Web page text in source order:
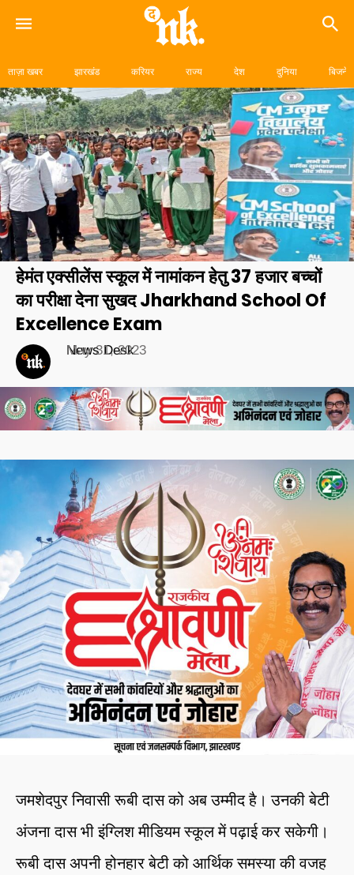
ताज़ा खबर झारखंड करियर राज्य देश दुनिया बिजनेस
हेमंत एक्सीलेंस स्कूल में नामांकन हेतु 37 हजार बच्चों
का परीक्षा देना सुखद Jharkhand School Of
Excellence Exam
News Desk
May 31, 2023
जमशेदपुर निवासी रूबी दास को अब उम्मीद है। उनकी बेटी
अंजना दास भी इंग्लिश मीडियम स्कूल में पढ़ाई कर सकेगी।
रूबी दास अपनी होनहार बेटी को आर्थिक समस्या की वजह